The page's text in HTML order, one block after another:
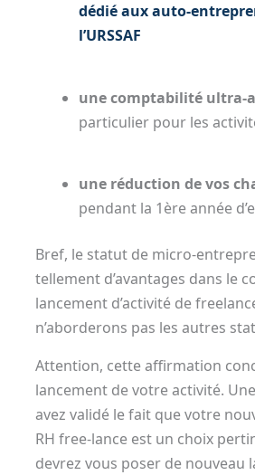
dédié aux auto-
l’URSSAF
une comptabilité ultra-
particulier pour les
une réduction de vos
pendant la 1ère année
Bref, le statut de micro-
tellement d’avantages dans le
lancement d’activité de
n’aborderons pas les autres
Attention, cette affirmation
lancement de votre activité.
avez validé le fait que votre
RH free-lance est un choix
devrez vous poser de nouveau